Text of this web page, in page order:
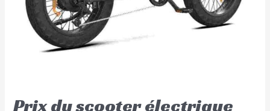
Prix du scooter électrique